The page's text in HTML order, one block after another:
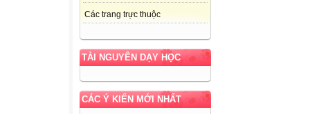
Các trang trực thuộc
TÀI NGUYÊN DẠY HỌC
CÁC Ý KIẾN MỚI NHẤT